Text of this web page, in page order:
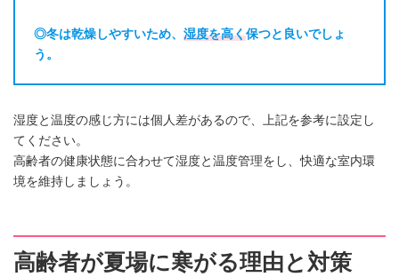
◎冬は乾燥しやすいため、 湿度を高く保つと良いでしょ
う。
湿度と温度の感じ方には個人差があるので、上記を参考に設定し
てください。
高齢者の健康状態に合わせて湿度と温度管理をし、快適な室内環
境を維持しましょう。
高齢者が夏場に寒がる理由と対策